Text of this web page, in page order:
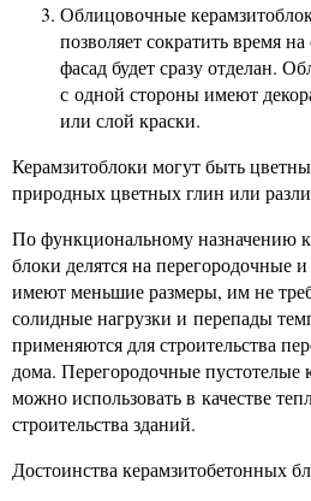
Облицовочные
позволяет сократить время
фасад будет сразу отделан.
с одной стороны имеют
или слой краски.
Керамзитоблоки могут быть
природных цветных глин или
По функциональному назначению
блоки делятся на перегородочные
имеют меньшие размеры, им не
солидные нагрузки и перепады
применяются для строительства
дома. Перегородочные пустотелые
можно использовать в качестве
строительства зданий.
Достоинства керамзитобетонных